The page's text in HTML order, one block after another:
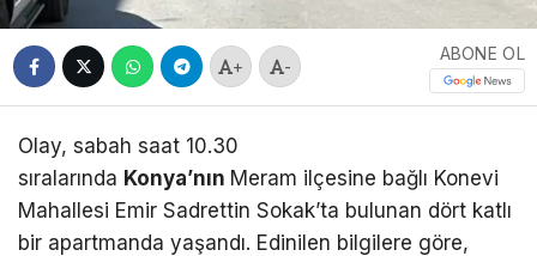
+ -
ABONE OL
Olay, sabah saat 10.30
sıralarında Konya’nın Meram ilçesine bağlı Konevi
Mahallesi Emir Sadrettin Sokak’ta bulunan dört katlı
bir apartmanda yaşandı. Edinilen bilgilere göre,